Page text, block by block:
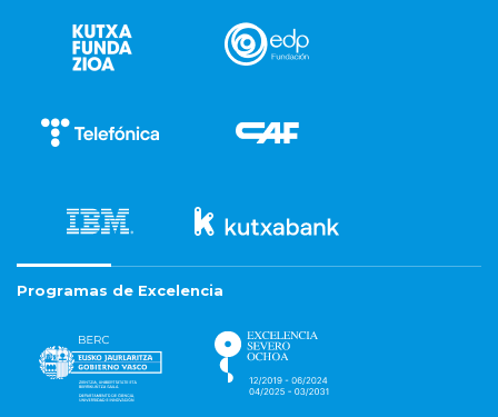
Programas de Excelencia